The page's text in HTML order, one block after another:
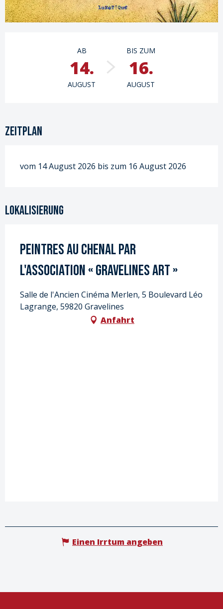
Öffnungszeiten & Kontaktdaten
AB
14.
AUGUST
BIS ZUM
16.
AUGUST
Zeitplan
vom 14 August 2026 bis zum 16 August 2026
Lokalisierung
Peintres au chenal par
l'Association « Gravelines Art »
Salle de l'Ancien Cinéma Merlen, 5 Boulevard Léo
Lagrange, 59820 Gravelines
Anfahrt
Einen Irrtum angeben